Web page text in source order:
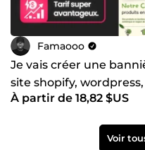
Famaooo
Je vais créer une
site shopify,
À partir de 18,82 $US
Voir